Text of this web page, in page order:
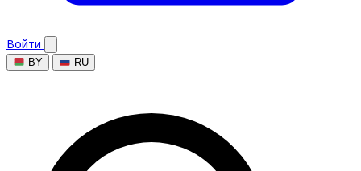
Войти
BY RU